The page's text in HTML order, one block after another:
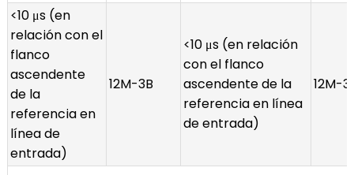
<10 μs (en
relación con el
flanco
ascendente
de la
referencia en
línea de
entrada)
12M-3B
<10 μs (en relación
con el flanco
ascendente de la
referencia en línea
de entrada)
12M-